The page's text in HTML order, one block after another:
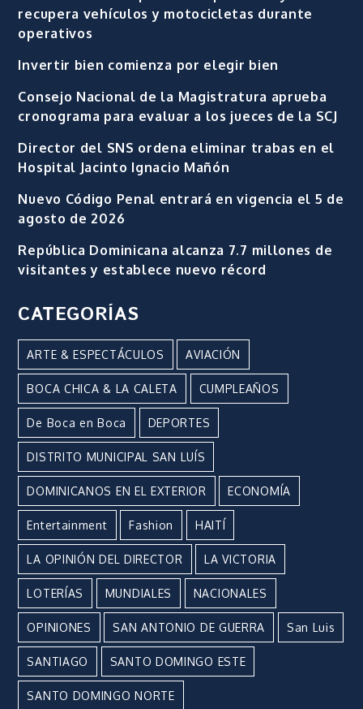
recupera vehículos y motocicletas durante
operativos
Invertir bien comienza por elegir bien
Consejo Nacional de la Magistratura aprueba
cronograma para evaluar a los jueces de la SCJ
Director del SNS ordena eliminar trabas en el
Hospital Jacinto Ignacio Mañón
Nuevo Código Penal entrará en vigencia el 5 de
agosto de 2026
República Dominicana alcanza 7.7 millones de
visitantes y establece nuevo récord
CATEGORÍAS
ARTE & ESPECTÁCULOS AVIACIÓN
BOCA CHICA & LA CALETA CUMPLEAÑOS
De Boca en Boca DEPORTES
DISTRITO MUNICIPAL SAN LUÍS
DOMINICANOS EN EL EXTERIOR ECONOMÍA
Entertainment Fashion HAITÍ
LA OPINIÓN DEL DIRECTOR LA VICTORIA
LOTERÍAS MUNDIALES NACIONALES
OPINIONES SAN ANTONIO DE GUERRA San Luis
SANTIAGO SANTO DOMINGO ESTE
SANTO DOMINGO NORTE